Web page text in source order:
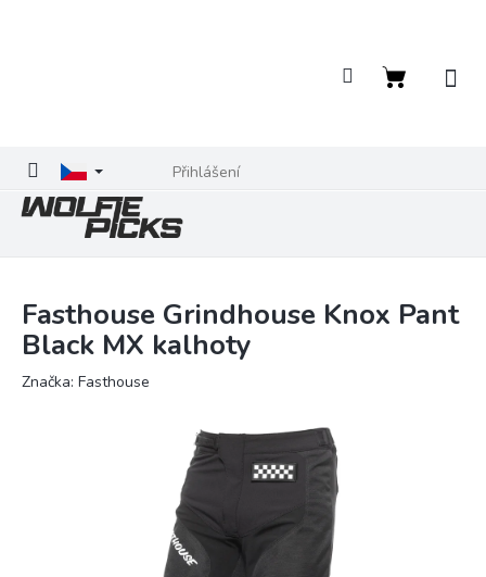
Přihlášení
Nákupní
Fasthouse Grindhouse Knox Pant
Black MX kalhoty
Značka: Fasthouse